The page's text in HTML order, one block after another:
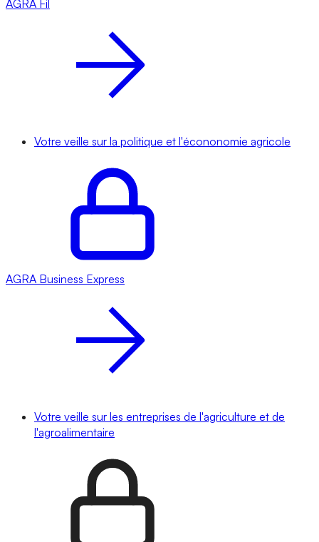
AGRA Fil
Votre veille sur la politique et l'écononomie agricole
AGRA Business Express
Votre veille sur les entreprises de l'agriculture et de
l'agroalimentaire